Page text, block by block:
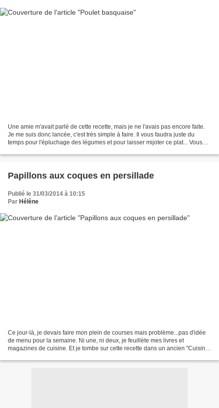
Une amie m'avait parlé de cette recette, mais je ne l'avais pas encore faite.
Je me suis donc lancée, c'est très simple à faire. Il vous faudra juste du
temps pour l'épluchage des légumes et pour laisser mijoter ce plat... Vous
Papillons aux coques en persillade
Publié le 31/03/2014 à 10:15
Par Hélène
Ce jour-là, je devais faire mon plein de courses mais problème...pas d'idée
de menu pour la semaine. Ni une, ni deux, je feuillète mes livres et
magazines de cuisine. Et je tombe sur cette recette dans un ancien "Cuisine